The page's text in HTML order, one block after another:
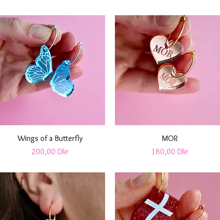
Snabbvisning
Wings of a Butterfly
Pris
200,00 Dkr
Snabbvisning
MOR
Pris
180,00 Dkr